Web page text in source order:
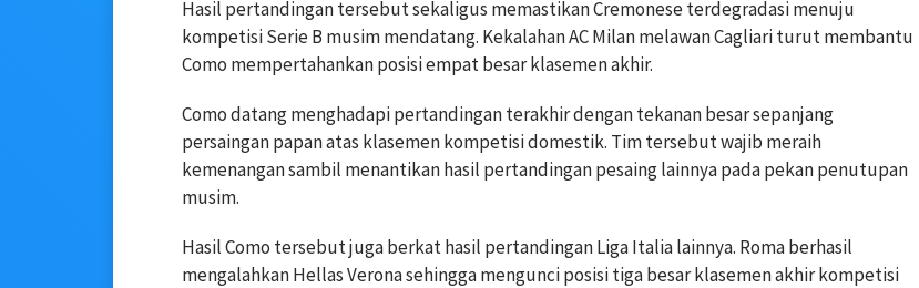
Hasil pertandingan tersebut sekaligus memastikan Cremonese terdegradasi menuju
kompetisi Serie B musim mendatang. Kekalahan AC Milan melawan Cagliari turut membantu
Como mempertahankan posisi empat besar klasemen akhir.
Como datang menghadapi pertandingan terakhir dengan tekanan besar sepanjang
persaingan papan atas klasemen kompetisi domestik. Tim tersebut wajib meraih
kemenangan sambil menantikan hasil pertandingan pesaing lainnya pada pekan penutupan
musim.
Hasil Como tersebut juga berkat hasil pertandingan Liga Italia lainnya. Roma berhasil
mengalahkan Hellas Verona sehingga mengunci posisi tiga besar klasemen akhir kompetisi